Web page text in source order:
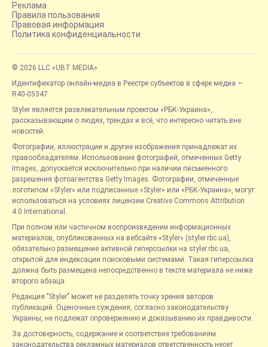
Реклама
Правила пользования
Правовая информация
Политика конфиденциальности
© 2026 LLC «UBT MEDIA»
Идентификатор онлайн-медиа в Реестре субъектов в сфере медиа —
R40-05347
Styler является развлекательным проектом «РБК-Украина»,
рассказывающим о людях, трендах и всё, что интересно читать вне
новостей.
Фотографии, иллюстрации и другие изображения принадлежат их
правообладателям. Использование фотографий, отмеченных Getty
Images, допускается исключительно при наличии письменного
разрешения фотоагентства Getty Images. Фотографии, отмеченные
логотипом «Styler» или подписанные «Styler» или «РБК-Украина», могут
использоваться на условиях лицензии Creative Commons Attribution
4.0 International.
При полном или частичном воспроизведении информационных
материалов, опубликованных на вебсайте «Styler» (styler.rbc.ua),
обязательно размещение активной гиперссылки на styler.rbc.ua,
открытой для индексации поисковыми системами. Такая гиперссылка
должна быть размещена непосредственно в тексте материала не ниже
второго абзаца.
Редакция "Styler" может не разделять точку зрения авторов
публикаций. Оценочные суждения, согласно законодательству
Украины, не подлежат опровержению и доказыванию их правдивости.
За достоверность, содержание и соответствие требованиям
законодательства рекламных материалов ответственность несет